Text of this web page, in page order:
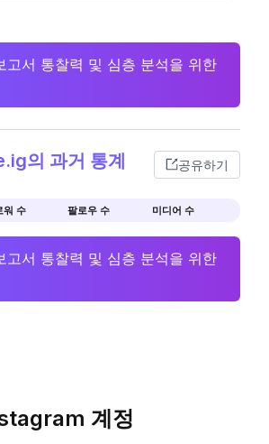
서 통찰력 및 심층 분석을 위한
의 과거 통계 공유하기
워 수 팔로우 수 미디어 수
서 통찰력 및 심층 분석을 위한
계정